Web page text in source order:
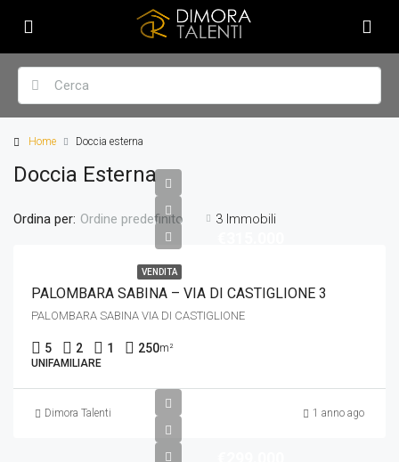
Home Doccia esterna
Doccia Esterna
3 Immobili
Ordina per: Ordine predefinito
VENDITA
PALOMBARA SABINA – VIA DI CASTIGLIONE 3
PALOMBARA SABINA VIA DI CASTIGLIONE
5 2 1 250m²
UNIFAMILIARE
Dimora Talenti 1 anno ago